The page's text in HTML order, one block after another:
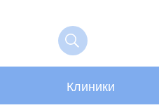
Клиники